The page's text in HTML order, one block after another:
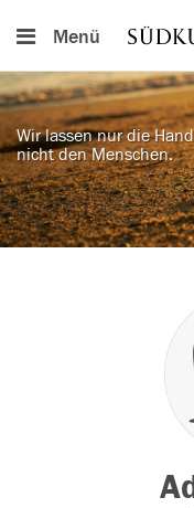
Menü
Wir lassen nur die
nicht den Menschen.